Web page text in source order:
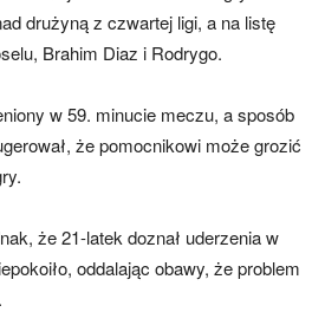
drużyną z czwartej ligi, a na listę
Brahim Diaz i Rodrygo.
w 59. minucie meczu, a sposób
że pomocnikowi może grozić
że 21-latek doznał uderzenia w
oddalając obawy, że problem